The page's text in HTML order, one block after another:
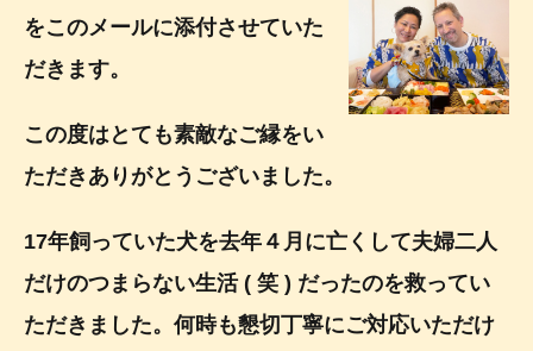
をこのメールに添付させていた
だきます。
この度はとても素敵なご縁をい
ただきありがとうございました。
17年飼っていた犬を去年４月に亡くして夫婦二人
だけのつまらない生活 ( 笑 ) だったのを救ってい
ただきました。何時も懇切丁寧にご対応いただけ